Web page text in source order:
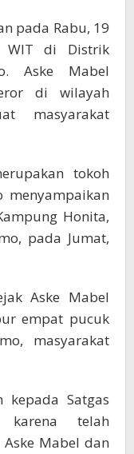
pada Rabu, 19
WIT di Distrik
Aske Mabel
di wilayah
masyarakat
tokoh
menyampaikan
Honita,
pada Jumat,
Aske Mabel
empat pucuk
masyarakat
kepada Satgas
karena telah
Mabel dan